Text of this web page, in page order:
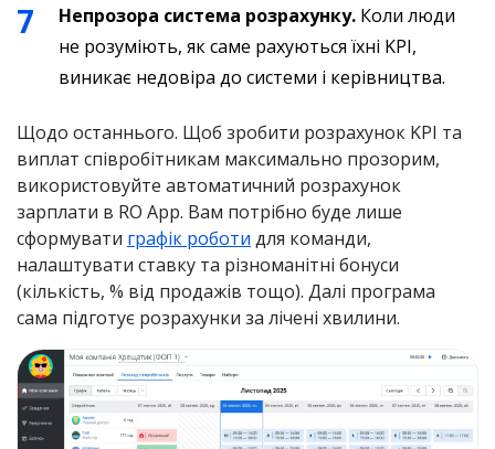
Непрозора система розрахунку. Коли люди
не розуміють, як саме рахуються їхні KPI,
виникає недовіра до системи і керівництва.
Щодо останнього. Щоб зробити розрахунок KPI та
виплат співробітникам максимально прозорим,
використовуйте автоматичний розрахунок
зарплати в RO App. Вам потрібно буде лише
сформувати графік роботи для команди,
налаштувати ставку та різноманітні бонуси
(кількість, % від продажів тощо). Далі програма
сама підготує розрахунки за лічені хвилини.